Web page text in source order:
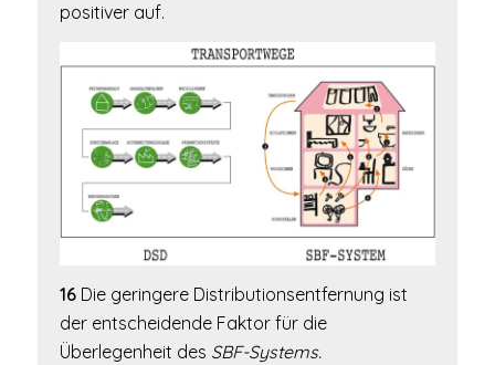
positiver auf.
16Die geringere Distributionsentfernung ist
der entscheidende Faktor für die
Überlegenheit des SBF-Systems.